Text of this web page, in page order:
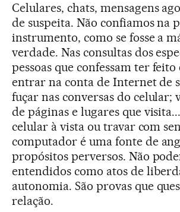
Celulares, chats, mensagens
de suspeita. Não confiamos na
instrumento, como se fosse a
verdade. Nas consultas dos
pessoas que confessam ter
entrar na conta de Internet de
fuçar nas conversas do celular;
de páginas e lugares que
celular à vista ou travar com
computador é uma fonte de
propósitos perversos. Não
entendidos como atos de
autonomia. São provas que
relação.